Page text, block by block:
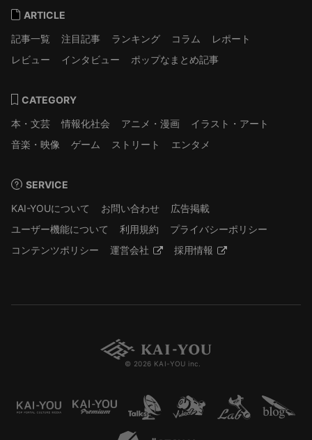
ARTICLE
記事一覧
注目記事 ランキング コラム
レポート
レビュー
インタビュー ポップなまとめ記事
CATEGORY
本・文芸
情報化社会 アニメ・漫画
イラスト・アート
音楽・映像
ゲーム ストリート エンタメ
SERVICE
KAI-YOUについて
お問い合わせ
広告掲載
ユーザー機能について
利用規約
プライバシーポリシー
コンテンツポリシー
運営会社 採用情報
© 2026 KAI-YOU inc.